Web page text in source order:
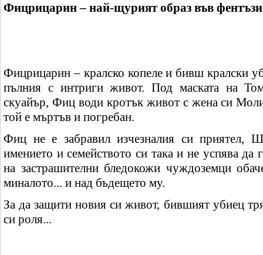
Фицрицарин – най-щурият образ във фентъзи
Фицрицарин – кралско копеле и бивш кралски
пълния с интриги живот. Под маската на
скуайър, Фиц води кротък живот с жена си
той е мъртъв и погребан.
Фиц не е забравил изчезналия си приятел,
имението и семейството си така и не успява да
на застрашителни бледокожи чуждоземци
миналото... и над бъдещето му.
За да защити новия си живот, бившият убиец
си роля...